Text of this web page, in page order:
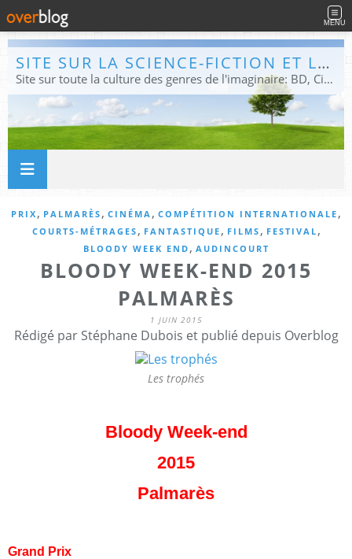
MENU
SITE SUR LA SCIENCE-FICTION ET LE FANTASTIQUE
Site sur toute la culture des genres de l'imaginaire: BD, Cinéma, Livre, Jeux, Théâtre. Présent dans les principaux festivals de film fantastique e de science-fiction, salons et conventions.
PRIX , PALMARÈS , CINÉMA , COMPÉTITION INTERNATIONALE ,
COURTS-MÉTRAGES , FANTASTIQUE , FILMS , FESTIVAL ,
BLOODY WEEK END , AUDINCOURT
BLOODY WEEK-END 2015
PALMARÈS
1 JUIN 2015
Rédigé par Stéphane Dubois et publié depuis Overblog
Les trophés
Bloody Week-end
2015
Palmarès
Grand Prix